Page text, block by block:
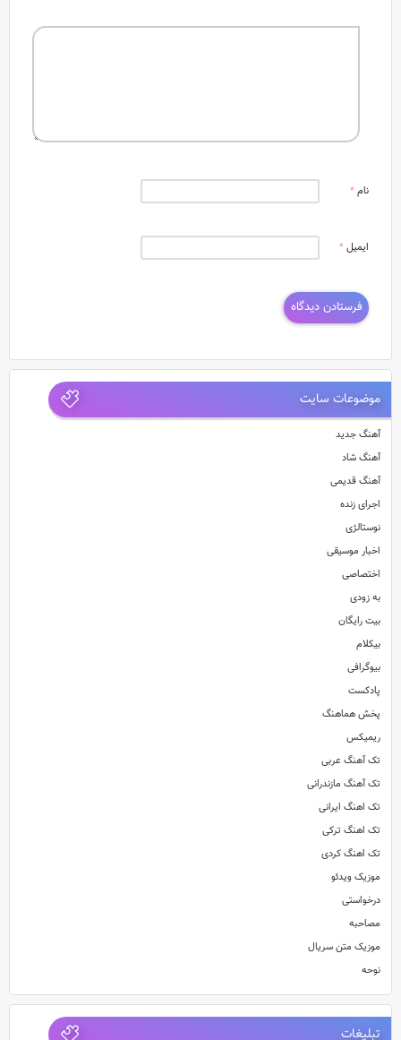
نام*
ایمیل*
موضوعات سایت
آهنگ جدید
آهنگ شاد
آهنگ قدیمی
اجرای زنده
نوستالژی
اخبار موسیقی
اختصاصی
به زودی
بیت رایگان
بیکلام
بیوگرافی
پادکست
پخش هماهنگ
ریمیکس
تک آهنگ عربی
تک آهنگ مازندرانی
تک اهنگ ایرانی
تک اهنگ ترکی
تک اهنگ کردی
موزیک ویدئو
درخواستی
مصاحبه
موزیک متن سریال
نوحه
تبلیغات